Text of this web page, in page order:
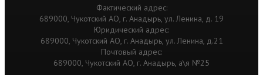
Фактический адрес:
689000, Чукотский АО, г. Анадырь, ул. Ленина, д. 19
Юридический адрес:
689000, Чукотский АО, г. Анадырь, ул. Ленина, д.21
Почтовый адрес:
689000, Чукотский АО, г. Анадырь, а\я №25